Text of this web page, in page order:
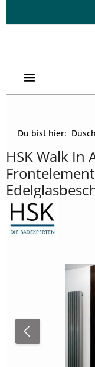
Zum Hauptinhalt
Du bist hier:
HSK Walk In